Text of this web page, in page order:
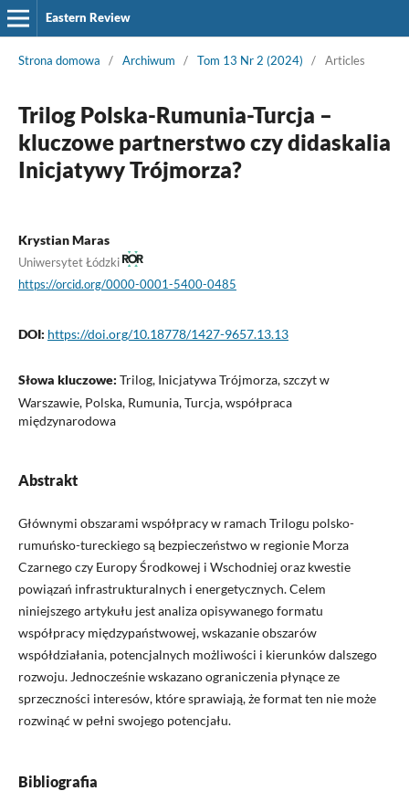
Eastern Review
Strona domowa / Archiwum / Tom 13 Nr 2 (2024) / Articles
Trilog Polska-Rumunia-Turcja –
kluczowe partnerstwo czy didaskalia
Inicjatywy Trójmorza?
Krystian Maras
Uniwersytet Łódzki
https://orcid.org/0000-0001-5400-0485
DOI: https://doi.org/10.18778/1427-9657.13.13
Słowa kluczowe: Trilog, Inicjatywa Trójmorza, szczyt w
Warszawie, Polska, Rumunia, Turcja, współpraca
międzynarodowa
Abstrakt
Głównymi obszarami współpracy w ramach Trilogu polsko-
rumuńsko-tureckiego są bezpieczeństwo w regionie Morza
Czarnego czy Europy Środkowej i Wschodniej oraz kwestie
powiązań infrastrukturalnych i energetycznych. Celem
niniejszego artykułu jest analiza opisywanego formatu
współpracy międzypaństwowej, wskazanie obszarów
współdziałania, potencjalnych możliwości i kierunków dalszego
rozwoju. Jednocześnie wskazano ograniczenia płynące ze
sprzeczności interesów, które sprawiają, że format ten nie może
rozwinąć w pełni swojego potencjału.
Bibliografia